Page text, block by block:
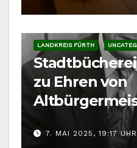
LANDKREIS FÜRTH
zu Ehren von
umbenannt
7. MAI 2025, 19:17 UHR